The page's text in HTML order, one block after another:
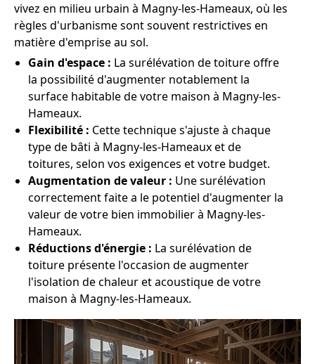
vivez en milieu urbain à Magny-les-Hameaux, où les
règles d'urbanisme sont souvent restrictives en
matière d'emprise au sol.
Gain d'espace : La surélévation de toiture offre
la possibilité d'augmenter notablement la
surface habitable de votre maison à Magny-les-
Hameaux.
Flexibilité : Cette technique s'ajuste à chaque
type de bâti à Magny-les-Hameaux et de
toitures, selon vos exigences et votre budget.
Augmentation de valeur : Une surélévation
correctement faite a le potentiel d'augmenter la
valeur de votre bien immobilier à Magny-les-
Hameaux.
Réductions d'énergie : La surélévation de
toiture présente l'occasion de augmenter
l'isolation de chaleur et acoustique de votre
maison à Magny-les-Hameaux.